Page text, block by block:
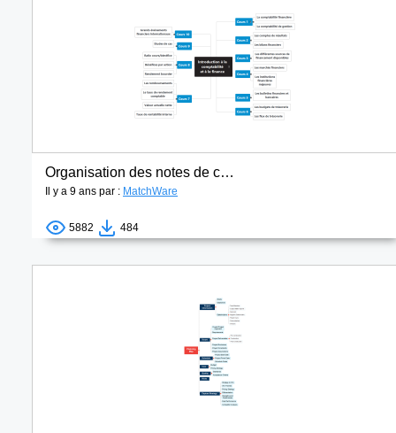
Organisation des notes de cours
Il y a 9 ans par : MatchWare
5882 484